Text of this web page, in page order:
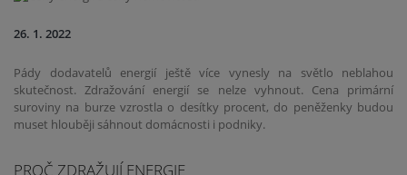
26. 1. 2022
Pády dodavatelů energií ještě více vynesly na světlo neblahou
skutečnost. Zdražování energií se nelze vyhnout. Cena primární
suroviny na burze vzrostla o desítky procent, do peněženky budou
muset hlouběji sáhnout domácnosti i podniky.
PROČ ZDRAŽUJÍ ENERGIE